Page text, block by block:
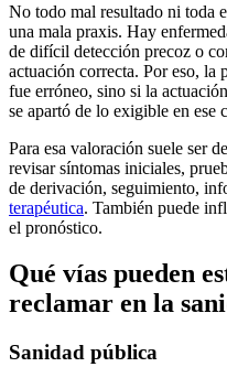
No todo mal resultado ni toda
una mala praxis. Hay
de difícil detección precoz o
actuación correcta. Por eso, la
fue erróneo, sino si la
se apartó de lo exigible en ese
Para esa valoración suele ser
revisar síntomas iniciales,
de derivación, seguimiento,
terapéutica. También puede
el pronóstico.
Qué vías pueden
reclamar en la
Sanidad pública